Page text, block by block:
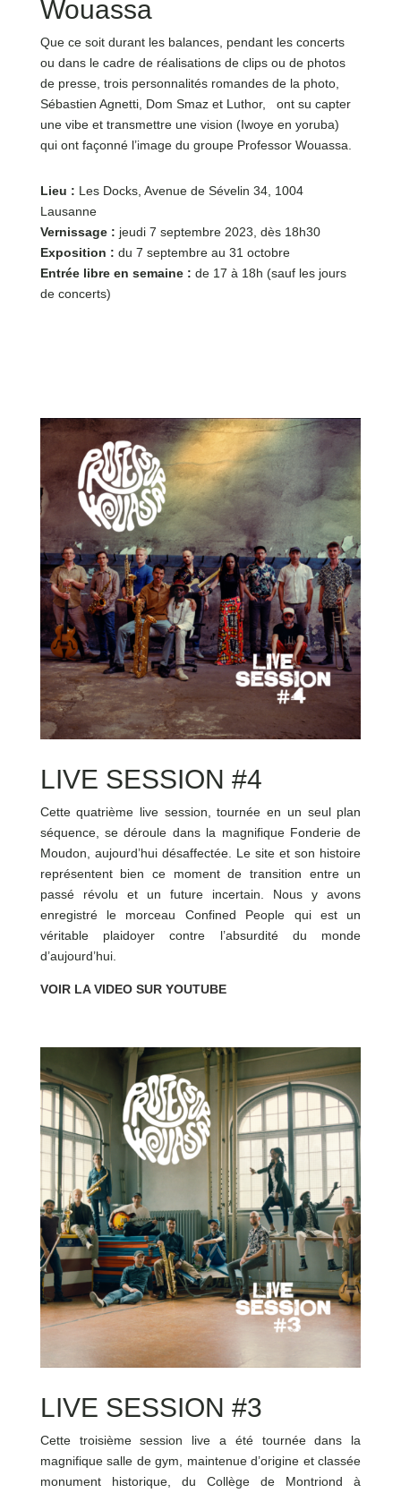
Wouassa
Que ce soit durant les balances, pendant les concerts
ou dans le cadre de réalisations de clips ou de photos
de presse, trois personnalités romandes de la photo,
Sébastien Agnetti, Dom Smaz et Luthor, ont su capter
une vibe et transmettre une vision (Iwoye en yoruba)
qui ont façonné l’image du groupe Professor Wouassa.
Lieu : Les Docks, Avenue de Sévelin 34, 1004
Lausanne
Vernissage : jeudi 7 septembre 2023, dès 18h30
Exposition : du 7 septembre au 31 octobre
Entrée libre en semaine : de 17 à 18h (sauf les jours
de concerts)
LIVE SESSION #4
Cette quatrième live session, tournée en un seul plan
séquence, se déroule dans la magnifique Fonderie de
Moudon, aujourd’hui désaffectée. Le site et son histoire
représentent bien ce moment de transition entre un
passé révolu et un future incertain. Nous y avons
enregistré le morceau Confined People qui est un
véritable plaidoyer contre l’absurdité du monde
d’aujourd’hui.
VOIR LA VIDEO SUR YOUTUBE
LIVE SESSION #3
Cette troisième session live a été tournée dans la
magnifique salle de gym, maintenue d’origine et classée
monument historique, du Collège de Montriond à